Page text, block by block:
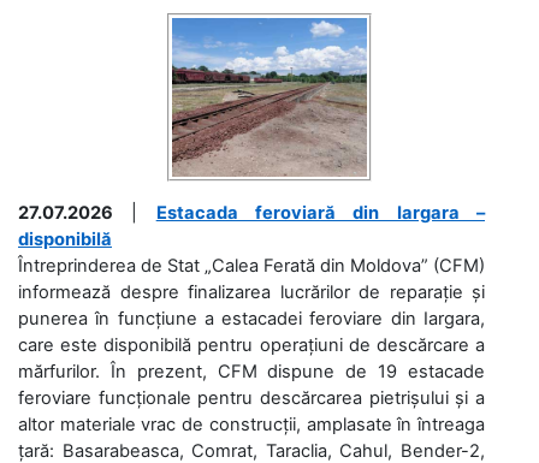
27.07.2026
Estacada feroviară din Iargara –
disponibilă
Întreprinderea de Stat „Calea Ferată din Moldova” (CFM)
informează despre finalizarea lucrărilor de reparație și
punerea în funcțiune a estacadei feroviare din Iargara,
care este disponibilă pentru operațiuni de descărcare a
mărfurilor. În prezent, CFM dispune de 19 estacade
feroviare funcționale pentru descărcarea pietrișului și a
altor materiale vrac de construcții, amplasate în întreaga
țară: Basarabeasca, Comrat, Taraclia, Cahul, Bender-2,